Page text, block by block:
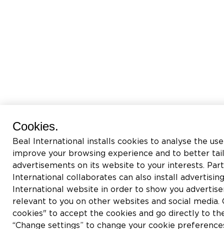
Cookies.
Beal International installs cookies to analyse the
improve your browsing experience and to better
advertisements on its website to your interests.
International collaborates can also install
International website in order to show you
relevant to you on other websites and social media.
cookies" to accept the cookies and go directly to
“Change settings” to change your cookie